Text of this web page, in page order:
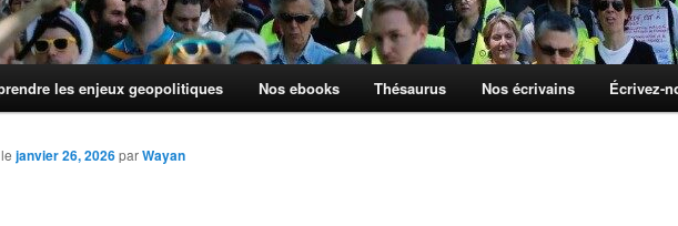
les enjeux geopolitiques Nos ebooks Thésaurus Nos écrivains Écrivez-
janvier 26, 2026parWayan